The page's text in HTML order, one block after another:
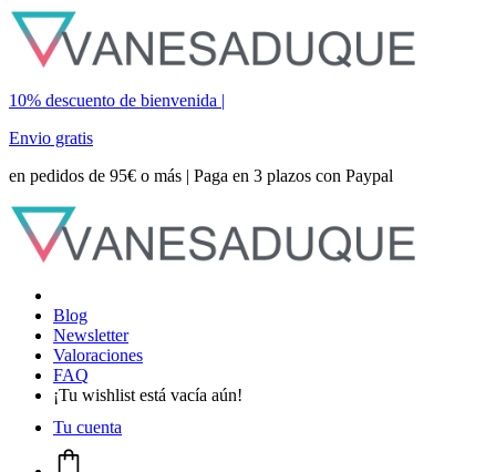
10% descuento de bienvenida |
Envio gratis
en pedidos de 95€ o más | Paga en 3 plazos con Paypal
Blog
Newsletter
Valoraciones
FAQ
¡Tu wishlist está vacía aún!
Tu cuenta